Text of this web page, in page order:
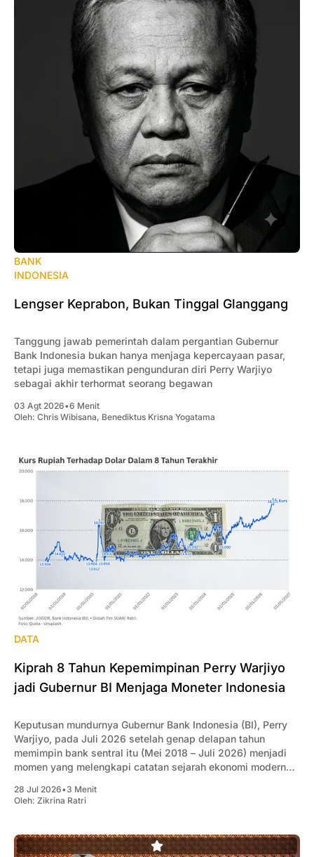
BANK
INDONESIA
Lengser Keprabon, Bukan Tinggal Glanggang
Tanggung jawab pemerintah dalam pergantian Gubernur
Bank Indonesia bukan hanya menjaga kepercayaan pasar,
tetapi juga memastikan pengunduran diri Perry Warjiyo
sebagai akhir terhormat seorang begawan
03 Agt 2026•6 Menit
Oleh: Chris Wibisana, Benediktus Krisna Yogatama
DATA
Kiprah 8 Tahun Kepemimpinan Perry Warjiyo
jadi Gubernur BI Menjaga Moneter Indonesia
Keputusan mundurnya Gubernur Bank Indonesia (BI), Perry
Warjiyo, pada Juli 2026 setelah genap delapan tahun
memimpin bank sentral itu (Mei 2018 – Juli 2026) menjadi
momen yang melengkapi catatan sejarah ekonomi modern
28 Jul 2026•3 Menit
Oleh: Zikrina Ratri